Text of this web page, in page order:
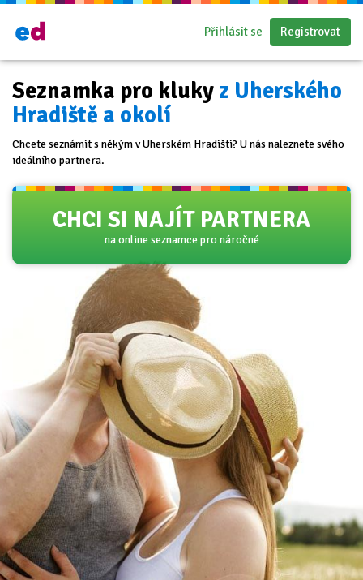
Přihlásit se Registrovat
Seznamka pro kluky z Uherského
Hradiště a okolí
Chcete seznámit s někým v Uherském Hradišti? U nás naleznete svého
ideálního partnera.
CHCI SI NAJÍT PARTNERA
na online seznamce pro náročné